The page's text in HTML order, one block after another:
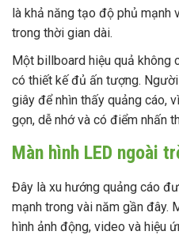
là khả năng tạo độ phủ mạnh
trong thời gian dài.
Một billboard hiệu quả không
có thiết kế đủ ấn tượng.
giây để nhìn thấy quảng cáo,
gọn, dễ nhớ và có điểm nhấn
Màn hình LED ngoài
Đây là xu hướng quảng cáo
mạnh trong vài năm gần đây.
hình ảnh động, video và hiệu